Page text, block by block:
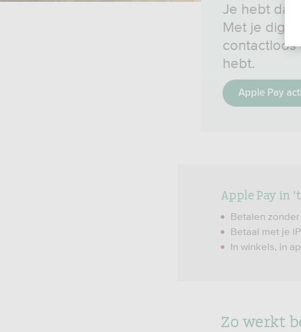
Je hebt
Met je
contactloos
hebt.
Apple Pay
Apple Pay in
Betalen
Betaal met je
In winkels, in
Zo werkt